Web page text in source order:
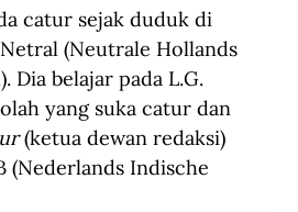
catur sejak duduk di
(Neutrale Hollands
Dia belajar pada L.G.
yang suka catur dan
(ketua dewan redaksi)
(Nederlands Indische